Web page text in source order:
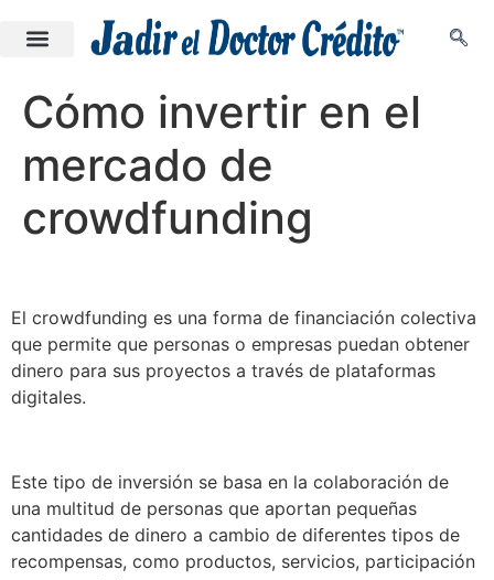
Cómo invertir en el
mercado de
crowdfunding
El crowdfunding es una forma de financiación colectiva
que permite que personas o empresas puedan obtener
dinero para sus proyectos a través de plataformas
digitales.
Este tipo de inversión se basa en la colaboración de
una multitud de personas que aportan pequeñas
cantidades de dinero a cambio de diferentes tipos de
recompensas, como productos, servicios, participación